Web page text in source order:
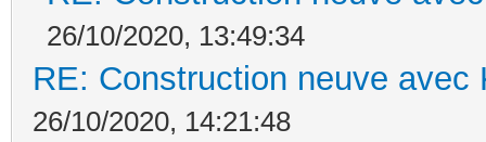
26/10/2020, 13:49:34
RE: Construction neuve avec
26/10/2020, 14:21:48